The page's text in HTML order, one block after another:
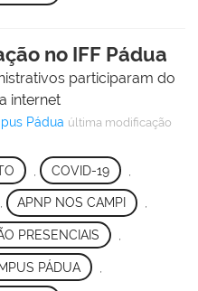
no IFF Pádua
participaram do
internet
Pádua última modificação
COVID-19
, APNP NOS CAMPI ,
PRESENCIAIS
PÁDUA